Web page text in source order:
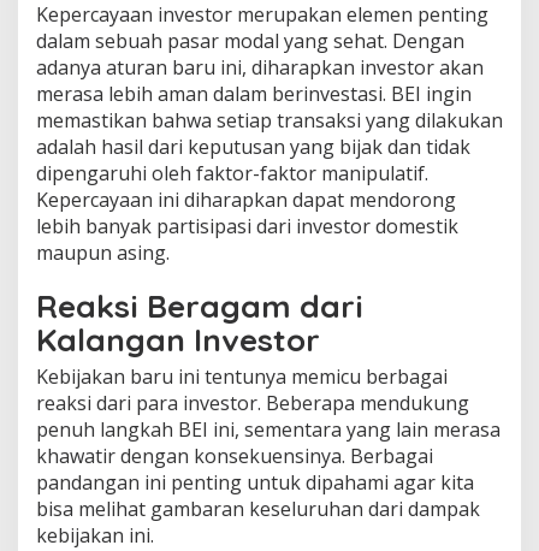
Kepercayaan investor merupakan elemen penting
dalam sebuah pasar modal yang sehat. Dengan
adanya aturan baru ini, diharapkan investor akan
merasa lebih aman dalam berinvestasi. BEI ingin
memastikan bahwa setiap transaksi yang dilakukan
adalah hasil dari keputusan yang bijak dan tidak
dipengaruhi oleh faktor-faktor manipulatif.
Kepercayaan ini diharapkan dapat mendorong
lebih banyak partisipasi dari investor domestik
maupun asing.
Reaksi Beragam dari
Kalangan Investor
Kebijakan baru ini tentunya memicu berbagai
reaksi dari para investor. Beberapa mendukung
penuh langkah BEI ini, sementara yang lain merasa
khawatir dengan konsekuensinya. Berbagai
pandangan ini penting untuk dipahami agar kita
bisa melihat gambaran keseluruhan dari dampak
kebijakan ini.